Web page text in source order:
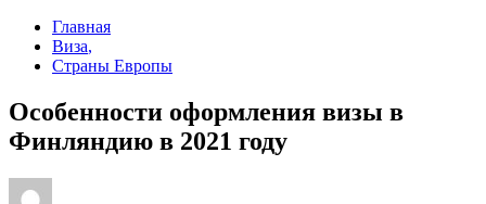
Главная
Виза,
Страны Европы
Особенности оформления визы в
Финляндию в 2021 году